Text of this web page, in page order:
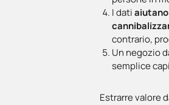
I dati
contrario,
Un negozio
semplice
Estrarre valore